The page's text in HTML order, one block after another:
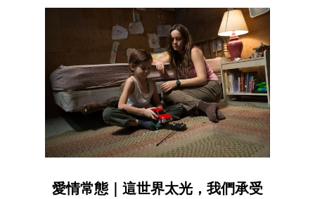
愛情常態｜這世界太光，我們承受